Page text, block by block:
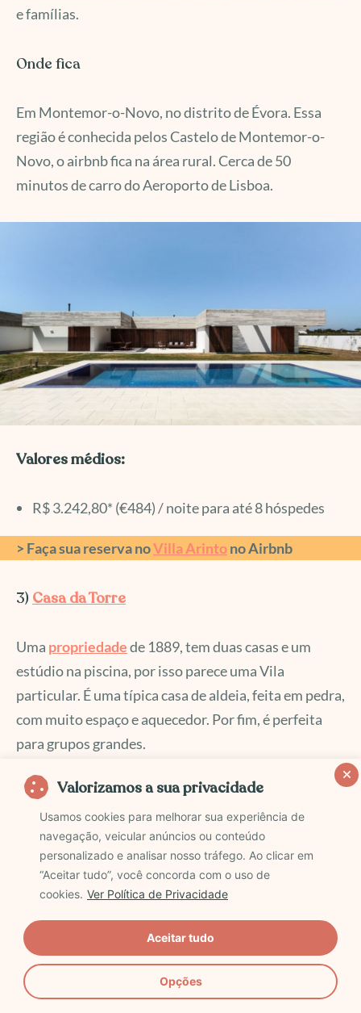
Valorizamos a sua privacidade
Usamos cookies para melhorar sua experiência de
navegação, veicular anúncios ou conteúdo
personalizado e analisar nosso tráfego. Ao clicar em
“Aceitar tudo”, você concorda com o uso de
cookies. Ver Política de Privacidade
Opções
Aceitar tudo
e famílias.
Onde fica
Em Montemor-o-Novo, no distrito de Évora. Essa
região é conhecida pelos Castelo de Montemor-o-
Novo, o airbnb fica na área rural. Cerca de 50
minutos de carro do Aeroporto de Lisboa.
Valores médios:
R$ 3.242,80* (€484) / noite para até 8 hóspedes
> Faça sua reserva noVilla Arintono Airbnb
3) Casa da Torre
Uma propriedadede 1889, tem duas casas e um
estúdio na piscina, por isso parece uma Vila
particular. É uma típica casa de aldeia, feita em pedra,
com muito espaço e aquecedor. Por fim, é perfeita
para grupos grandes.
Onde fica
No Vilarejo da Conceição, em Beja. Cerca de 5km de
do centro histórico de Messejana.